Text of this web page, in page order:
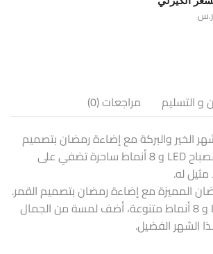
ر.س
و التسليم
مراجعات (0)
الخير والبركة مع إضاءة رمضان بتصميم
القمر. تمتع بـ 138 مصباح LED و 8 أنماط ساحرة تضفي على
مثيل له.
المميزة مع إضاءة رمضان بتصميم القمر.
مع 138 مصباح LED و 8 أنماط متنوعة، أضف لمسة من الجمال
الشهر الفضيل.